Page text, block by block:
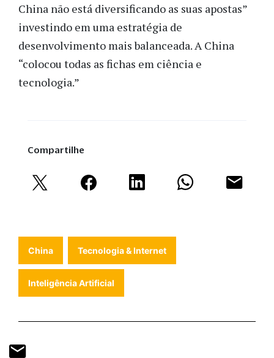
China não está diversificando as suas apostas”
investindo em uma estratégia de
desenvolvimento mais balanceada. A China
“colocou todas as fichas em ciência e
tecnologia.”
Compartilhe
China Tecnologia & Internet
Inteligência Artificial